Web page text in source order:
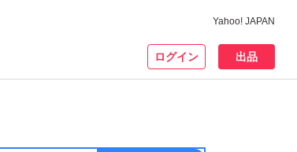
Yahoo! JAPAN
ログイン 出品